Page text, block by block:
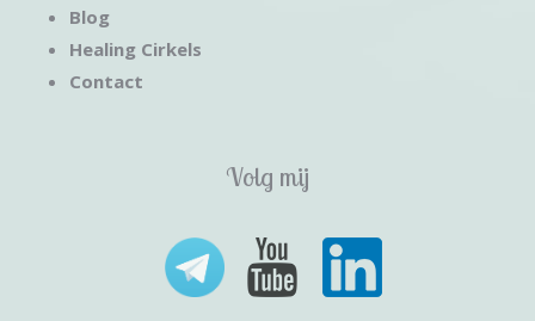
Blog
Healing Cirkels
Contact
Volg mij